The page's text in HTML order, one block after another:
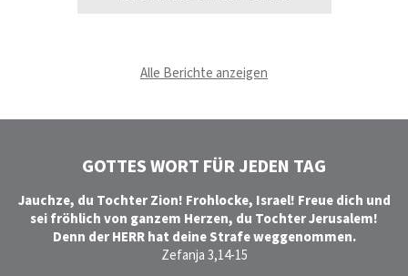
Alle Berichte anzeigen
GOTTES WORT FÜR JEDEN TAG
Jauchze, du Tochter Zion! Frohlocke, Israel! Freue dich und
sei fröhlich von ganzem Herzen, du Tochter Jerusalem!
Denn der HERR hat deine Strafe weggenommen.
Zefanja 3,14-15